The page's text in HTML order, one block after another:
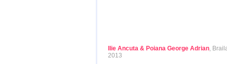
Ilie Ancuta & Poiana George Adrian,
2013